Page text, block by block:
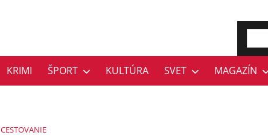
KRIMI ŠPORT KULTÚRA SVET MAGAZÍN
CESTOVANIE